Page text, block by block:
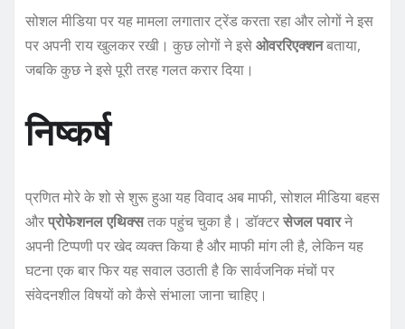
सोशल मीडिया पर यह मामला लगातार ट्रेंड करता रहा और लोगों ने इस
पर अपनी राय खुलकर रखी। कुछ लोगों ने इसेओवररिएक्शनबताया,
जबकि कुछ ने इसे पूरी तरह गलत करार दिया।
निष्कर्ष
प्रणित मोरे के शो से शुरू हुआ यह विवाद अब माफी, सोशल मीडिया बहस
औरप्रोफेशनल एथिक्सतक पहुंच चुका है। डॉक्टरसेजल पवारने
अपनी टिप्पणी पर खेद व्यक्त किया है और माफी मांग ली है, लेकिन यह
घटना एक बार फिर यह सवाल उठाती है कि सार्वजनिक मंचों पर
संवेदनशील विषयों को कैसे संभाला जाना चाहिए।